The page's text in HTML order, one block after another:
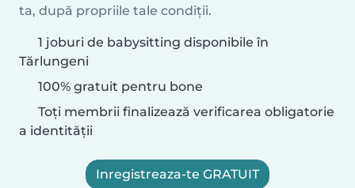
ta, după propriile tale condiții.
1 joburi de babysitting disponibile în
Tărlungeni
100% gratuit pentru bone
Toți membrii finalizează verificarea obligatorie
a identității
Inregistreaza-te GRATUIT